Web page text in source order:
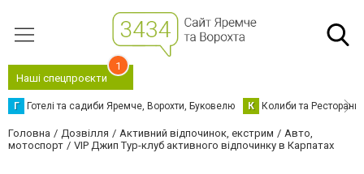
Наші спецпроєкти
1
Г Готелі та садиби Яремче, Ворохти, Буковелю К Колиби та Ресторани
Головна Дозвілля Активний відпочинок, екстрим
Авто,
мотоспорт
VIP Джип Тур-клуб активного відпочинку в Карпатах